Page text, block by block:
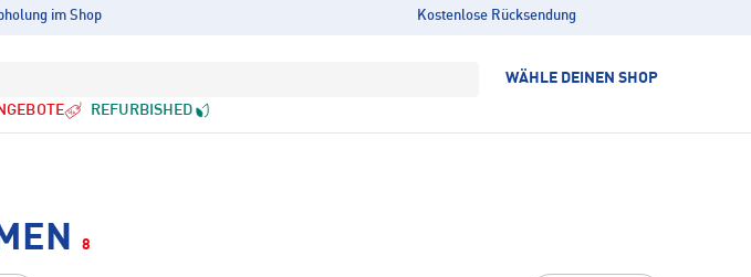
im Shop Kostenlose Rücksendung
WÄHLE DEINEN SHOP
REFURBISHED
8